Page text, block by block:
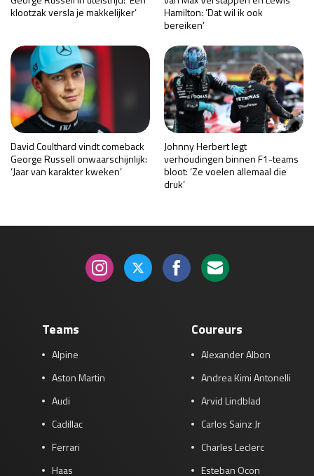
klootzak versla je makkelijker’
Hamilton: ‘Dat wil ik ook
bereiken’
David Coulthard vindt comeback
George Russell onwaarschijnlijk:
‘Jaar van karakter kweken’
Johnny Herbert legt
verhoudingen binnen F1-teams
bloot: ‘Ze voelen allemaal die
druk’
Teams
Alpine
Aston Martin
Audi
Cadillac
Ferrari
Haas
Coureurs
Alexander Albon
Andrea Kimi Antonelli
Arvid Lindblad
Carlos Sainz Jr
Charles Leclerc
Esteban Ocon